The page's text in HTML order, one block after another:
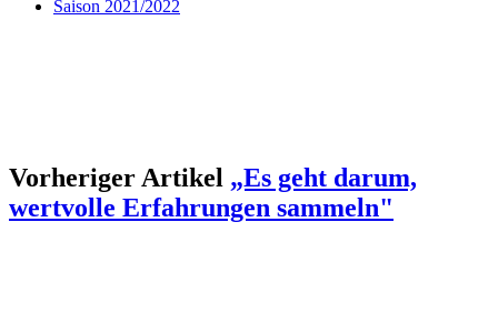
Saison 2021/2022
Vorheriger Artikel „Es geht darum,
wertvolle Erfahrungen sammeln"